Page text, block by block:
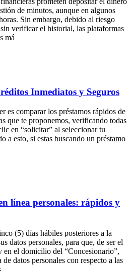
de minutos, aunque en algunos
Sin embargo, debido al riesgo
verificar el historial, las plataformas
má
Inmediatos y Seguros
es comparar los préstamos rápidos de
que te proponemos, verificando todas
en “solicitar” al seleccionar tu
a esto, si estas buscando un préstamo
línea personales: rápidos y
(5) días hábiles posteriores a la
datos personales, para que, de ser el
en el domicilio del “Concesionario”,
datos personales con respecto a las